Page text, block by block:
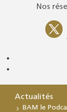
Nos
Actualités
BAM le